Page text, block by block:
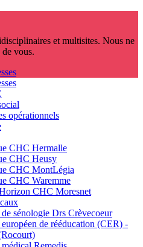
et multisites. Nous ne
vous.
opérationnels
CHC Hermalle
CHC Heusy
CHC MontLégia
CHC Waremme
CHC Moresnet
sénologie Drs Crèvecoeur
de rééducation (CER) -